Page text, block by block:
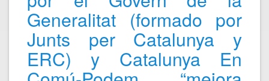
Generalitat (formado por
Junts per Catalunya y
ERC) y Catalunya En